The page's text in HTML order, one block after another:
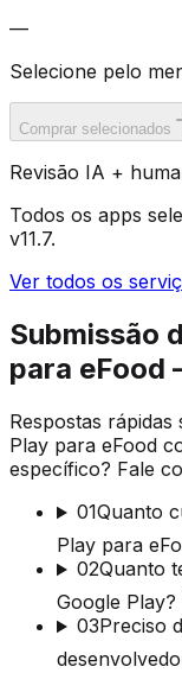
—
Selecione pelo
Comprar selecionados
Revisão IA +
Todos os apps
v11.7.
Ver todos os
Submissão
para
Respostas
Play para eFood
específico? Fale
01Quanto
Play para
02Quanto
Google Play?
03Preciso